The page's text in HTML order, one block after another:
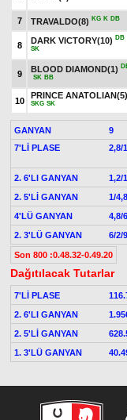
7 TRAVALDO(8) KG K DB
8
DARK VICTORY(10) DB
SK
9
BLOOD DIAMOND(1)
SK BB
10
PRINCE ANATOLIAN(5)
SKG SK
GANYAN 9
7'Lİ PLASE
2,8/
2. 6'LI GANYAN
1,2/
2. 5'Lİ GANYAN
1/
4'LÜ GANYAN
4,8/
2. 3'LÜ GANYAN
6/2/9
Son 800 :0.48.32-0.49.20
Dağıtılacak Tutarlar
7'Lİ PLASE
2. 6'LI GANYAN
2. 5'Lİ GANYAN
1. 3'LÜ GANYAN